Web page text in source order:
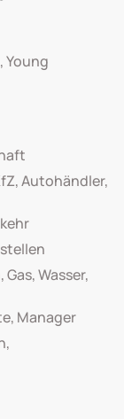
Young
Autohändler,
Wasser,
Manager